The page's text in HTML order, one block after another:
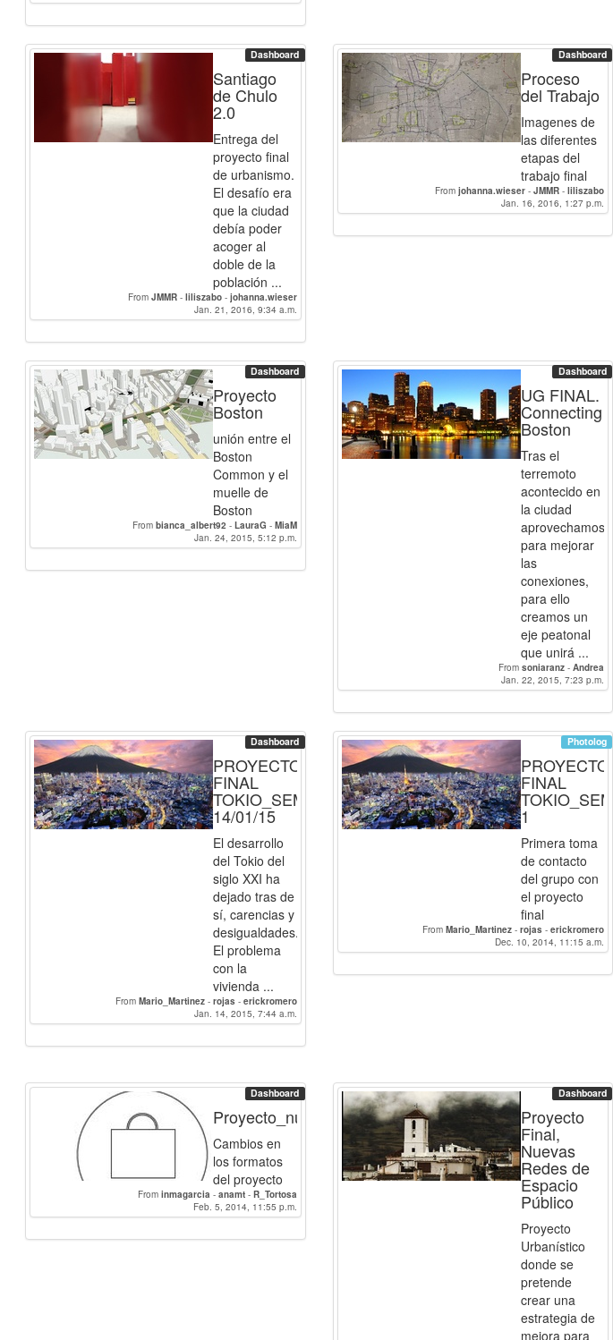
Dashboard
Santiago
de Chulo
2.0
Entrega del
proyecto final
de urbanismo.
El desafío era
que la ciudad
debía poder
acoger al
doble de la
población ...
From JMMR- liliszabo - johanna.wieser
Jan. 21, 2016, 9:34 a.m.
Dashboard
Proceso
del Trabajo
Imagenes de
las diferentes
etapas del
trabajo final
From johanna.wieser - JMMR - liliszabo
Jan. 16, 2016, 1:27 p.m.
Dashboard
Proyecto
Boston
unión entre el
Boston
Common y el
muelle de
Boston
From bianca_albert92 - LauraG - MiaM
Jan. 24, 2015, 5:12 p.m.
Dashboard
UG FINAL.
Connecting
Boston
Tras el
terremoto
acontecido en
la ciudad
aprovechamos
para mejorar
las
conexiones,
para ello
creamos un
eje peatonal
que unirá ...
From soniaranz - Andrea
Jan. 22, 2015, 7:23 p.m.
Dashboard
PROYECTO
FINAL
TOKIO_SEMANA
14/01/15
El desarrollo
del Tokio del
siglo XXI ha
dejado tras de
sí, carencias y
desigualdades.
El problema
con la
vivienda ...
From Mario_Martinez- rojas - erickromero
Jan. 14, 2015, 7:44 a.m.
Photolog
PROYECTO
FINAL
1
Primera toma
de contacto
del grupo con
el proyecto
final
From Mario_Martinez - rojas - erickromero
Dec. 10, 2014, 11:15 a.m.
Dashboard
Proyecto_nuevo_Antequera_Sabiote_VélezRubio
Cambios en
los formatos
del proyecto
From inmagarcia - anamt - R_Tortosa
Feb. 5, 2014, 11:55 p.m.
Dashboard
Proyecto
Final,
Nuevas
Redes de
Espacio
Público
Proyecto
Urbanístico
donde se
pretende
crear una
estrategia de
mejora para